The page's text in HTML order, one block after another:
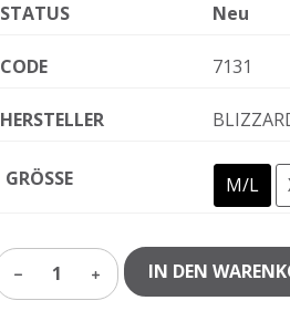
STATUS Neu
CODE 7131
HERSTELLER
GRÖSSE M/L
1 IN DEN